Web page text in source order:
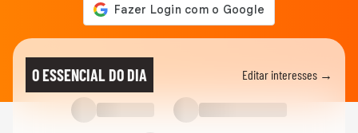
O ESSENCIAL DO DIA Editar interesses →